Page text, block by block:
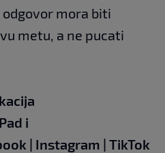
odgovor mora biti
metu, a ne pucati
i
| Instagram | TikTok